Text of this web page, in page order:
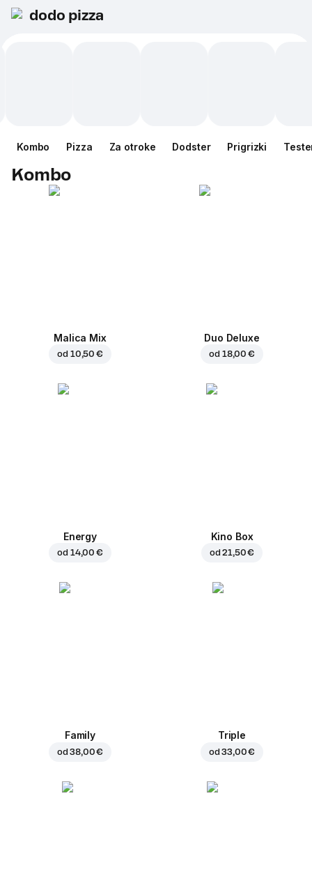
dodo pizza
Kombo Pizza Za otroke Dodster Prigrizki
Kombo
Malica Mix
od 10,50 €
Duo Deluxe
od 18,00 €
Energy
od 14,00 €
Kino Box
od21,50 €
Family
od38,00 €
Triple
od33,00 €